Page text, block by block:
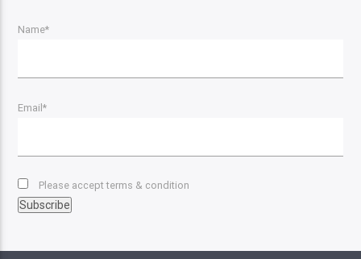
Name*
Email*
Please accept terms & condition